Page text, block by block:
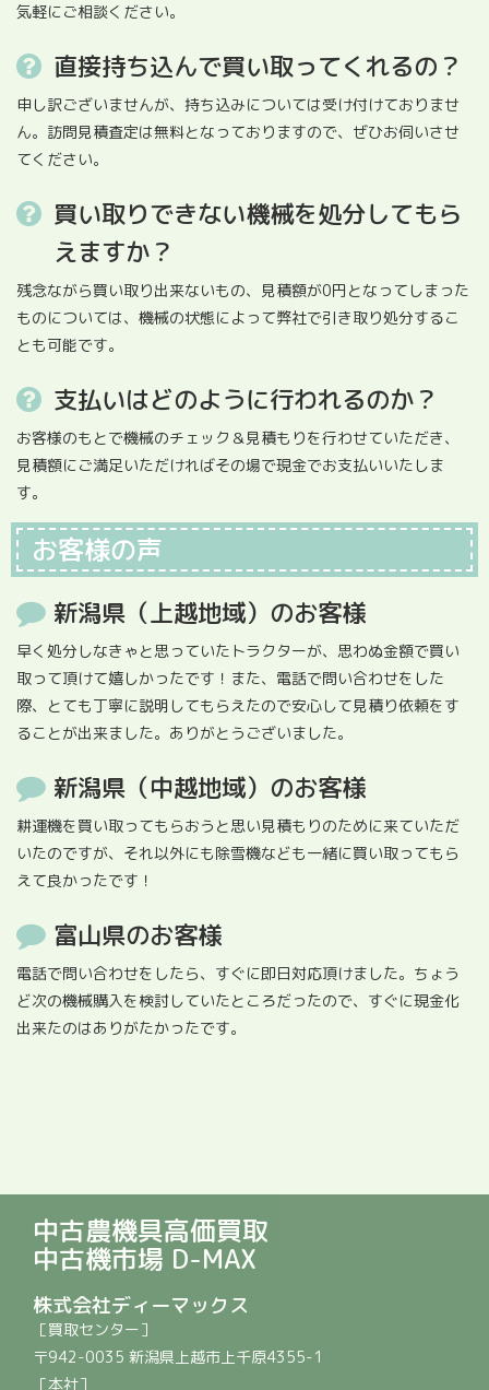
気軽にご相談ください。
直接持ち込んで買い取ってくれるの？
申し訳ございませんが、持ち込みについては受け付けておりませ
ん。訪問見積査定は無料となっておりますので、ぜひお伺いさせ
てください。
買い取りできない機械を処分してもら
えますか？
残念ながら買い取り出来ないもの、見積額が0円となってしまった
ものについては、機械の状態によって弊社で引き取り処分するこ
とも可能です。
支払いはどのように行われるのか？
お客様のもとで機械のチェック＆見積もりを行わせていただき、
見積額にご満足いただければその場で現金でお支払いいたしま
す。
お客様の声
新潟県（上越地域）のお客様
早く処分しなきゃと思っていたトラクターが、思わぬ金額で買い
取って頂けて嬉しかったです！また、電話で問い合わせをした
際、とても丁寧に説明してもらえたので安心して見積り依頼をす
ることが出来ました。ありがとうございました。
新潟県（中越地域）のお客様
耕運機を買い取ってもらおうと思い見積もりのために来ていただ
いたのですが、それ以外にも除雪機なども一緒に買い取ってもら
えて良かったです！
富山県のお客様
電話で問い合わせをしたら、すぐに即日対応頂けました。ちょう
ど次の機械購入を検討していたところだったので、すぐに現金化
出来たのはありがたかったです。
中古農機具高価買取
中古機市場 D-MAX
株式会社ディーマックス
［買取センター］
〒942-0035 新潟県上越市上千原4355-1
［本社］